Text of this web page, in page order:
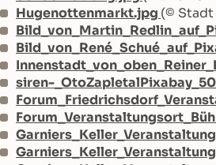
Hugenottenmarkt.jpg (©
siren-